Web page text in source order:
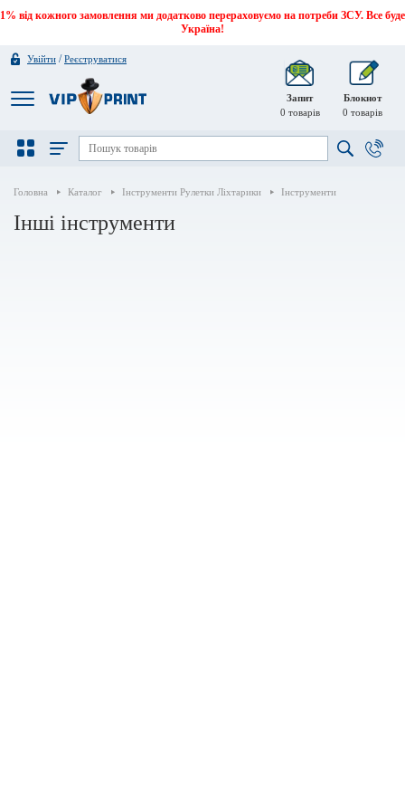
1% від кожного замовлення ми додатково перераховуємо на потреби ЗСУ. Все буде
Україна!
Увійти /Реєструватися
Запит
0 товарів
Блокнот
0 товарів
Головна Каталог Інструменти Рулетки Ліхтарики Інструменти
Інші інструменти